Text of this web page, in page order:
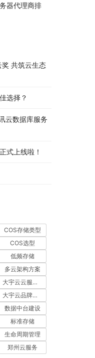
器代理商排
共筑云生态
选择？
云数据库服务
式上线啦！
COS存储类型
COS选型
低频存储
多云架构方案
大宇云云服务代理
大宇云品牌辨识
数据中台建设
标准存储
生命周期管理
郑州云服务